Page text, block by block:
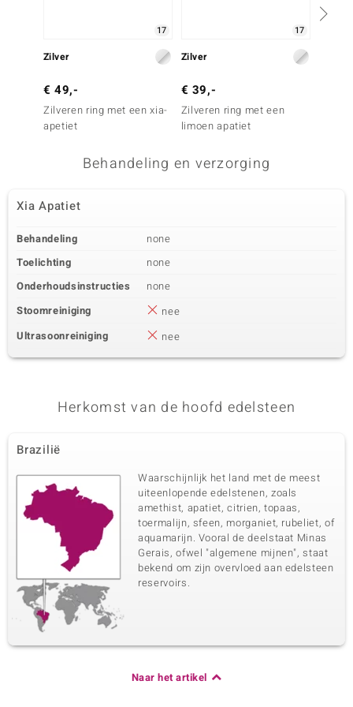
Witte Topaas 2 à 1 mm
0,011 ct Rond Brilliant Geslepen
Zetting
Pave
Herkomst
Brazilië
17
Zilver
€ 49,-
Zilveren ring met een xia-
apetiet
17
Zilver
€ 39,-
Zilveren ring met een
limoen apatiet
Behandeling en verzorging
Xia Apatiet
Behandeling
none
Toelichting
none
Onderhoudsinstructies
none
Stoomreiniging
nee
Ultrasoonreiniging
nee
Herkomst van de hoofd edelsteen
Brazilië
Waarschijnlijk het land met de meest
uiteenlopende edelstenen, zoals
amethist, apatiet, citrien, topaas,
toermalijn, sfeen, morganiet, rubeliet, of
aquamarijn. Vooral de deelstaat Minas
Gerais, ofwel "algemene mijnen", staat
bekend om zijn overvloed aan edelsteen
reservoirs.
Naar het artikel